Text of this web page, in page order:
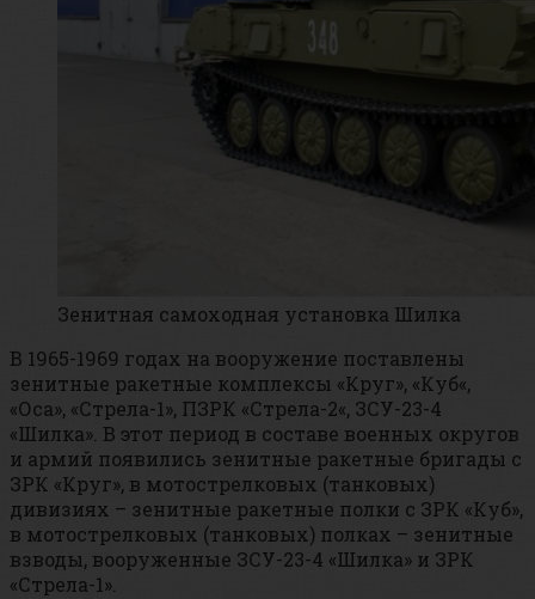
Зенитная самоходная установка Шилка
В 1965-1969 годах на вооружение поставлены
зенитные ракетные комплексы «Круг», «Куб«,
«Оса», «Стрела-1», ПЗРК «Стрела-2«, ЗСУ-23-4
«Шилка». В этот период в составе военных округов
и армий появились зенитные ракетные бригады с
ЗРК «Круг», в мотострелковых (танковых)
дивизиях – зенитные ракетные полки с ЗРК «Куб»,
в мотострелковых (танковых) полках – зенитные
взводы, вооруженные ЗСУ-23-4 «Шилка» и ЗРК
«Стрела-1».